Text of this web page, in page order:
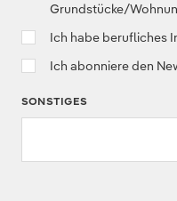
Grundstücke/
Ich habe berufliches
Ich abonniere den
SONSTIGES